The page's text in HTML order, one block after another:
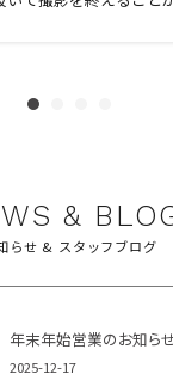
&
らせ & スタッフブログ
年末年始営業のお知ら
2025-12-17